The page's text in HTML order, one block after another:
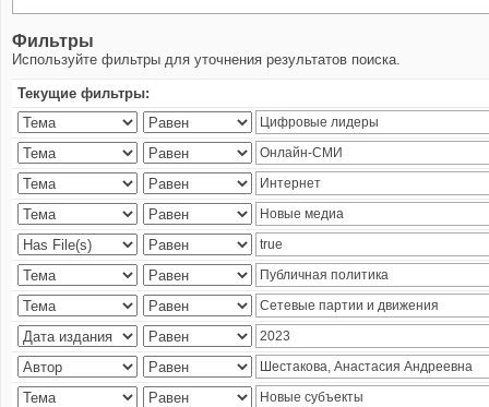
Фильтры
Используйте фильтры для уточнения результатов поиска.
Текущие фильтры: